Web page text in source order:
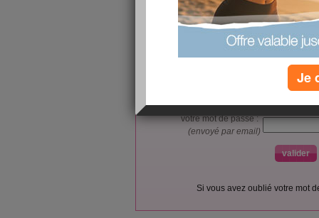
L’accès et l’utilisation du forum sont
Vous pouvez vous inscrire
Si vous êtes déjà membre,
votre pseudo :
votre mot de passe :
(envoyé par email)
Si vous avez oublié votre mot
Je